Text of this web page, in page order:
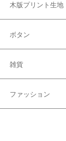
木版プリント生地
ボタン
雑貨
ファッション